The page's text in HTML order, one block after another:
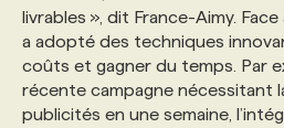
livrables », dit France-Aimy.
a adopté des techniques
coûts et gagner du temps. Par
récente campagne nécessitant
publicités en une semaine,